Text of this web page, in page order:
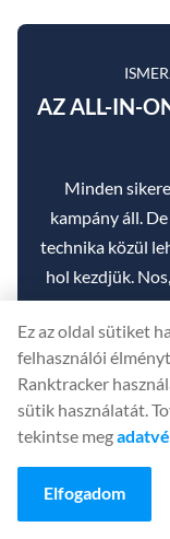
AZ ALL-IN-
Minden
kampány áll.
technika közül
hol kezdjük.
ami segíthet.
Végre
Ez az oldal sütiket
felhasználói
Ranktracker
sütik használatát.
tekintse meg
Elfogadom